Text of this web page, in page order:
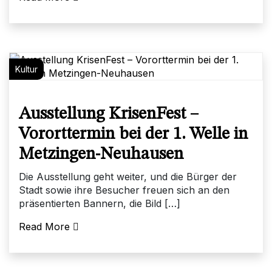
Kultur
Ausstellung KrisenFest –
Vororttermin bei der 1. Welle in
Metzingen-Neuhausen
Die Ausstellung geht weiter, und die Bürger der
Stadt sowie ihre Besucher freuen sich an den
präsentierten Bannern, die Bild […]
Read More